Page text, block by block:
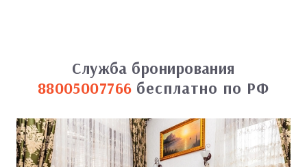
Служба бронирования
88005007766 бесплатно по РФ